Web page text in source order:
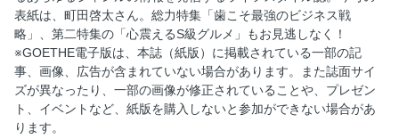
連載 堀江貴文「金を使うならカラダに使え!」
歯科特集／なぜエグゼクティブは口腔マネジメントを欠かさ
ないのか／歯こそ最強のビジネス戦略
歯科特集／名医が人生100年時代の歯を解説、歯(T E E T H)
マネジメントなくして豊かな人生はない
歯科特集／進化が止まらない!歯にまつわる最新トピックス
表紙は、町田啓太さん。総力特集「歯こそ最強のビジネス戦
略」、第二特集の「心震えるS級グルメ」もお見逃しなく！
※GOETHE電子版は、本誌（紙版）に掲載されている一部の記
事、画像、広告が含まれていない場合があります。また誌面サイ
ズが異なったり、一部の画像が修正されていることや、プレゼン
ト、イベントなど、紙版を購入しないと参加ができない場合があ
ります。